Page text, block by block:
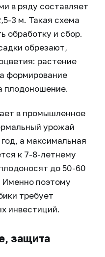
в ряду составляет
3 м. Такая схема
обработку и сбор.
обрезают,
растение
формирование
плодоношение.
в промышленное
урожай
а максимальная
к 7-8-летнему
до 50-60
Именно поэтому
требует
инвестиций.
защита